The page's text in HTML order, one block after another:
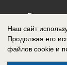
Реклама
Наш сайт
Продолжая его
файлов cookie и